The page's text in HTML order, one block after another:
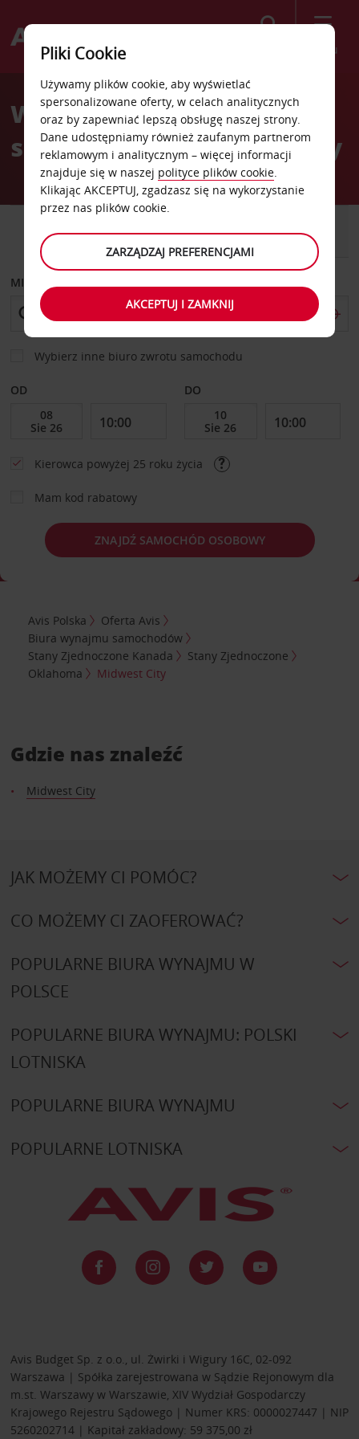
Menu
Welcome
AvisWypożyczalnia
samochodów Midwest City
DOSTAWCZY
MIEJSCE ODBIORU
Wybierz inne biuro zwrotu samochodu
OD DO
Kierowca powyżej 25 roku życia
Mam kod rabatowy
ZNAJDŹ SAMOCHÓD OSOBOWY
Avis Polska
Oferta Avis
Biura wynajmu samochodów
Stany Zjednoczone Kanada
Stany Zjednoczone
Oklahoma
Midwest City
Gdzie nas znaleźć
Midwest City
JAK MOŻEMY CI POMÓC?
CO MOŻEMY CI ZAOFEROWAĆ?
POPULARNE BIURA WYNAJMU W
POLSCE
POPULARNE BIURA WYNAJMU: POLSKI
LOTNISKA
POPULARNE BIURA WYNAJMU
POPULARNE LOTNISKA
Avis Budget Sp. z o.o., ul. Żwirki i Wigury 16C, 02-092
Warszawa | Spółka zarejestrowana w Sądzie Rejonowym dla
m.st. Warszawy w Warszawie, XIV Wydział Gospodarczy
Krajowego Rejestru Sądowego | Numer KRS: 0000027447 | NIP
5260202714 | Kapitał zakładowy: 59 375,00 zł
Pliki Cookie
Używamy plików cookie, aby wyświetlać
spersonalizowane oferty, w celach analitycznych
oraz by zapewniać lepszą obsługę naszej strony.
Dane udostępniamy również zaufanym partnerom
reklamowym i analitycznym – więcej informacji
znajduje się w naszej polityce plików cookie.
Klikając AKCEPTUJ, zgadzasz się na wykorzystanie
przez nas plików cookie.
ZARZĄDZAJ PREFERENCJAMI
AKCEPTUJ I ZAMKNIJ